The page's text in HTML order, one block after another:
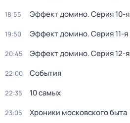
18:55 Эффект домино. Серия 10-я
19:50 Эффект домино. Серия 11-я
20:45 Эффект домино. Серия 12-я
22:00 События
22:35 10 самых
23:05 Хроники московского быта